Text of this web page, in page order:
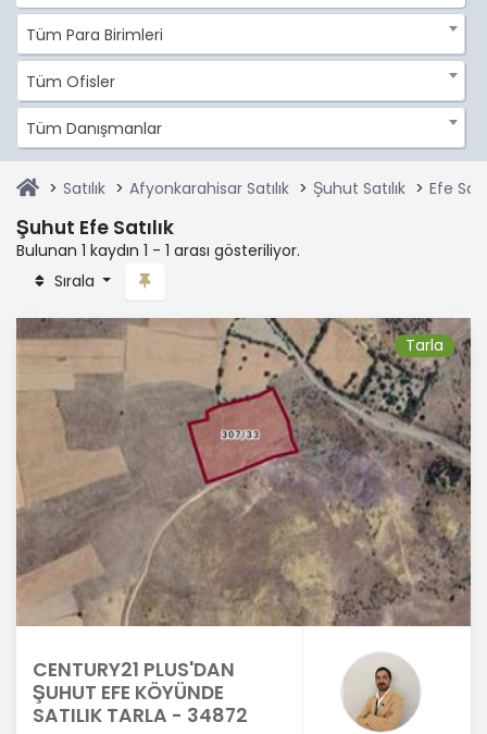
Tüm Para Birimleri
Tüm Ofisler
Tüm Danışmanlar
Satılık Afyonkarahisar Satılık Şuhut Satılık Efe
Şuhut Efe Satılık
Bulunan 1 kaydın 1 - 1 arası gösteriliyor.
Sırala
Tarla
CENTURY21 PLUS'DAN
ŞUHUT EFE KÖYÜNDE
SATILIK TARLA - 34872